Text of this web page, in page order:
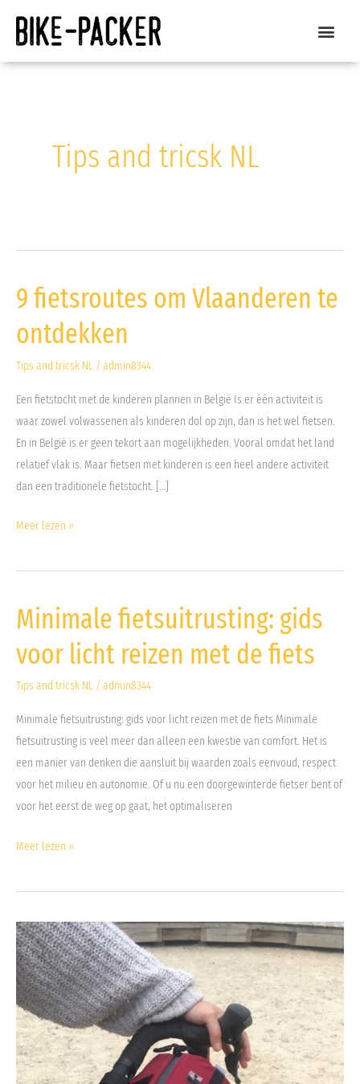
naar
Tips and tricsk NL
9 fietsroutes om Vlaanderen te
ontdekken
Tips and tricsk NL / admin8344
Een fietstocht met de kinderen plannen in België Is er één activiteit is
waar zowel volwassenen als kinderen dol op zijn, dan is het wel fietsen.
En in België is er geen tekort aan mogelijkheden. Vooral omdat het land
relatief vlak is. Maar fietsen met kinderen is een heel andere activiteit
dan een traditionele fietstocht. […]
9
fietsroutes
om
ontdekken
Meer lezen »
Minimale fietsuitrusting: gids
voor licht reizen met de fiets
Tips and tricsk NL / admin8344
Minimale fietsuitrusting: gids voor licht reizen met de fiets Minimale
fietsuitrusting is veel meer dan alleen een kwestie van comfort. Het is
een manier van denken die aansluit bij waarden zoals eenvoud, respect
voor het milieu en autonomie. Of u nu een doorgewinterde fietser bent of
voor het eerst de weg op gaat, het optimaliseren
Minimale
fietsuitrusting:
gids
reizen
met
de
fiets
Meer lezen »
Welk
type
reisfiets
kiezen?